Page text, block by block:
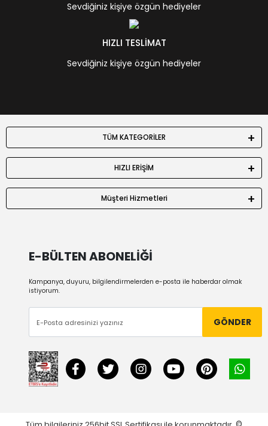
Sevdiğiniz kişiye özgün hediyeler
HIZLI TESLİMAT
Sevdiğiniz kişiye özgün hediyeler
TÜM KATEGORİLER
HIZLI ERİŞİM
Müşteri Hizmetleri
E-BÜLTEN ABONELİĞİ
Kampanya, duyuru, bilgilendirmelerden e-posta ile haberdar olmak
istiyorum.
GÖNDER